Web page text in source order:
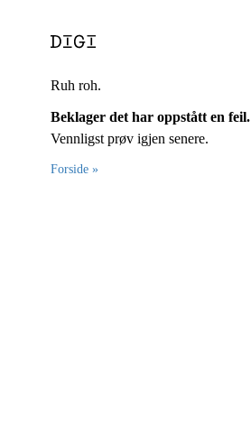
Ruh roh.
Beklager det har oppstått en feil.
Vennligst prøv igjen senere.
Forside »